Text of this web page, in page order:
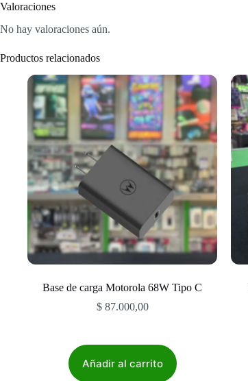
Valoraciones
No hay valoraciones aún.
Productos relacionados
Base de carga Motorola 68W Tipo C
$87.000,00
Añadir al carrito